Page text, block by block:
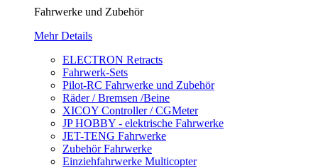
Fahrwerke und Zubehör
Mehr Details
ELECTRON Retracts
Fahrwerk-Sets
Pilot-RC Fahrwerke und Zubehör
Räder / Bremsen /Beine
XICOY Controller / CGMeter
JP HOBBY - elektrische Fahrwerke
JET-TENG Fahrwerke
Zubehör Fahrwerke
Einziehfahrwerke Multicopter